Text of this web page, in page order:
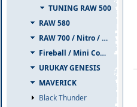
TUNING RAW 500
RAW 580
RAW 700 / Nitro / PIUMA
Fireball / Mini Comet
URUKAY GENESIS
MAVERICK
Black Thunder